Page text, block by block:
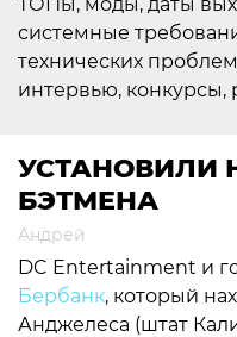
системные
технических
интервью, конкурсы,
УСТАНОВИЛИ
БЭТМЕНА
Андрей
DC Entertainment и
Бербанк, который
Анджелеса (штат